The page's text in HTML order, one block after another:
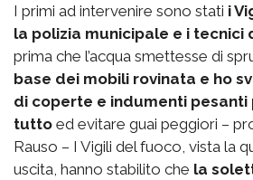
I primi ad intervenire sono stati i
la polizia municipale e i tecnici
prima che l’acqua smettesse di
base dei mobili rovinata e ho
di coperte e indumenti pesanti
tutto ed evitare guai peggiori –
Rauso – I Vigili del fuoco, vista la
uscita, hanno stabilito che la